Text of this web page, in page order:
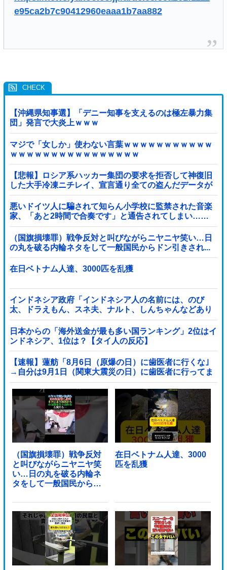
e95ca2b7c90412960eaaa1b7aa882
【沖縄県知事選】「デニー知事を支えるのは極左暴力集
団」発言で大炎上ｗｗｗ
マジで「女しか」使わない言葉ｗｗｗｗｗｗｗｗｗｗｗ
ｗｗｗｗｗｗｗｗｗｗｗｗｗｗｗｗ
【悲報】ロシア系ハッカー集団の要求を拒否して神復旧
した大手冷凍ニチレイ、宣言通り全ての盗んだデータが
公開される
悪いドイツ人に騙されて知らん小学校に監禁された音楽
家、「あと2時間で合奏です」と通告されてしまい……
（国旗損壊罪）戦争反対と叫びながらニヤニヤ笑い…日
の丸を破る内輪ネタをして一般国民からドン引きされ...
在日ベトナム人達、3000匹を乱獲
インドネシア政府「インドネシア人の名前には、のび
太、ドラえもん、スネ夫、ナルト、しんちゃんなどあり
ます」
日本からの「海外送金が最も多い国ランキング」2位はイ
ンドネシア、1位は？【タイ人の反応】
【速報】蓮舫「8月6日（原爆の日）に歯医者に行くな｣
→自分は9月1日（関東大震災の日）に歯医者に行ってま
した他
（国旗損壊罪）戦争反対
と叫びながらニヤニヤ笑
い…日の丸を破る内輪ネ
タをして一般国民からド
在日ベトナム人達、3000
匹を乱獲